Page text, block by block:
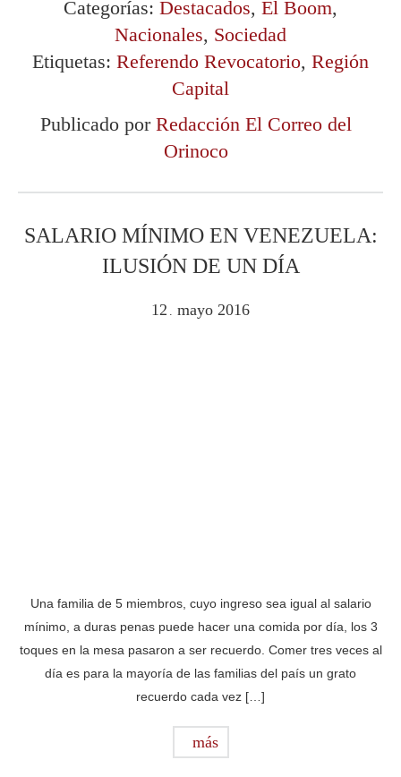
Categorías: Destacados, El Boom,
Nacionales, Sociedad
Etiquetas: Referendo Revocatorio, Región
Capital
Publicado por Redacción El Correo del
Orinoco
SALARIO MÍNIMO EN VENEZUELA:
ILUSIÓN DE UN DÍA
12 . mayo 2016
Una familia de 5 miembros, cuyo ingreso sea igual al salario
mínimo, a duras penas puede hacer una comida por día, los 3
toques en la mesa pasaron a ser recuerdo. Comer tres veces al
día es para la mayoría de las familias del país un grato
recuerdo cada vez […]
más